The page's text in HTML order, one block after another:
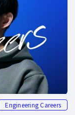
Engineering Careers